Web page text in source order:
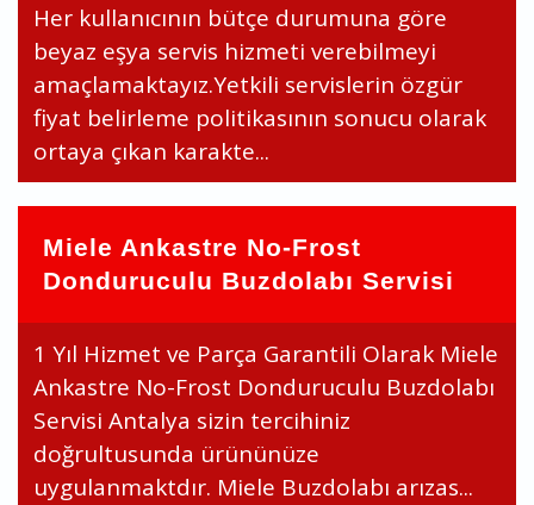
Her kullanıcının bütçe durumuna göre
beyaz eşya servis hizmeti verebilmeyi
amaçlamaktayız.Yetkili servislerin özgür
fiyat belirleme politikasının sonucu olarak
ortaya çıkan karakte...
Miele Ankastre No-Frost
Donduruculu Buzdolabı Servisi
1 Yıl Hizmet ve Parça Garantili Olarak Miele
Ankastre No-Frost Donduruculu Buzdolabı
Servisi Antalya sizin tercihiniz
doğrultusunda ürününüze
uygulanmaktdır. Miele Buzdolabı arızas...